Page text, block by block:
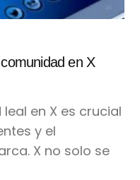
en X
en X es crucial
y el
X no solo se